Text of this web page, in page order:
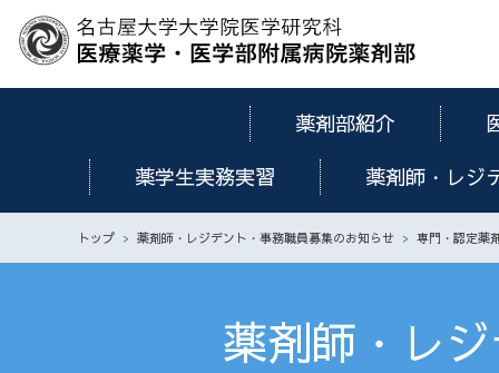
薬剤部紹介
薬学生実務実習
薬剤師・レジ
トップ 薬剤師・レジデント・事務職員募集のお知らせ 専門・認定薬
薬剤師・レ